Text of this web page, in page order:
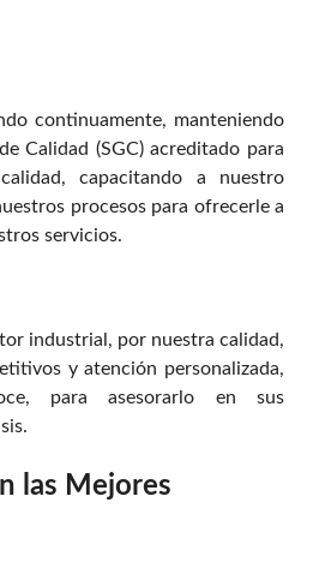
continuamente, manteniendo
Calidad (SGC) acreditado para
capacitando a nuestro
procesos para ofrecerle a
servicios.
industrial, por nuestra calidad,
y atención personalizada,
para asesorarlo en sus
las Mejores